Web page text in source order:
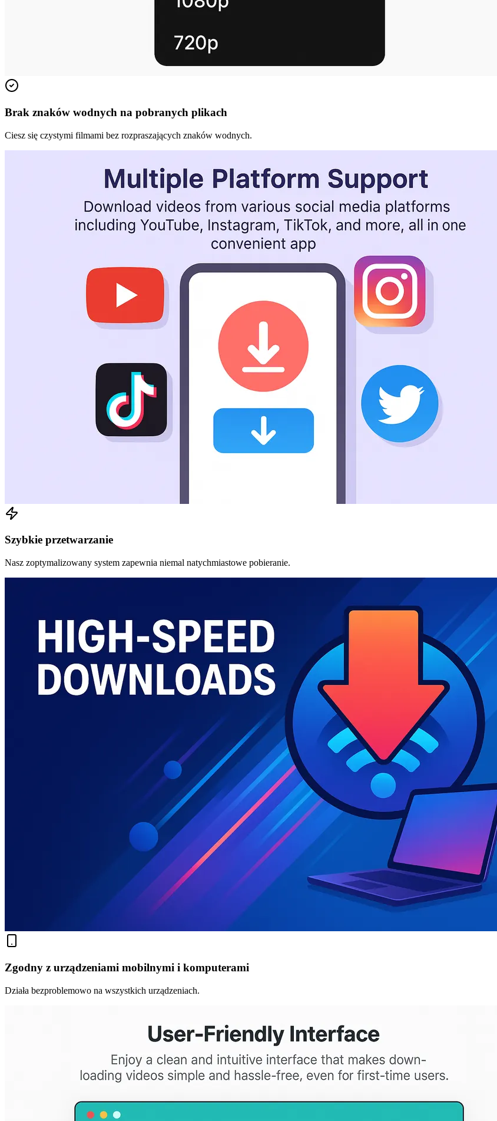
Brak znaków wodnych na pobranych plikach
Ciesz się czystymi filmami bez rozpraszających znaków wodnych.
Szybkie przetwarzanie
Nasz zoptymalizowany system zapewnia niemal natychmiastowe pobieranie.
Zgodny z urządzeniami mobilnymi i komputerami
Działa bezproblemowo na wszystkich urządzeniach.